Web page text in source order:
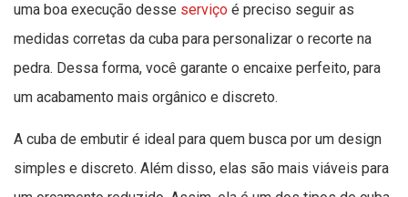
uma boa execução desse serviço é preciso seguir as
medidas corretas da cuba para personalizar o recorte na
pedra. Dessa forma, você garante o encaixe perfeito, para
um acabamento mais orgânico e discreto.
A cuba de embutir é ideal para quem busca por um design
simples e discreto. Além disso, elas são mais viáveis para